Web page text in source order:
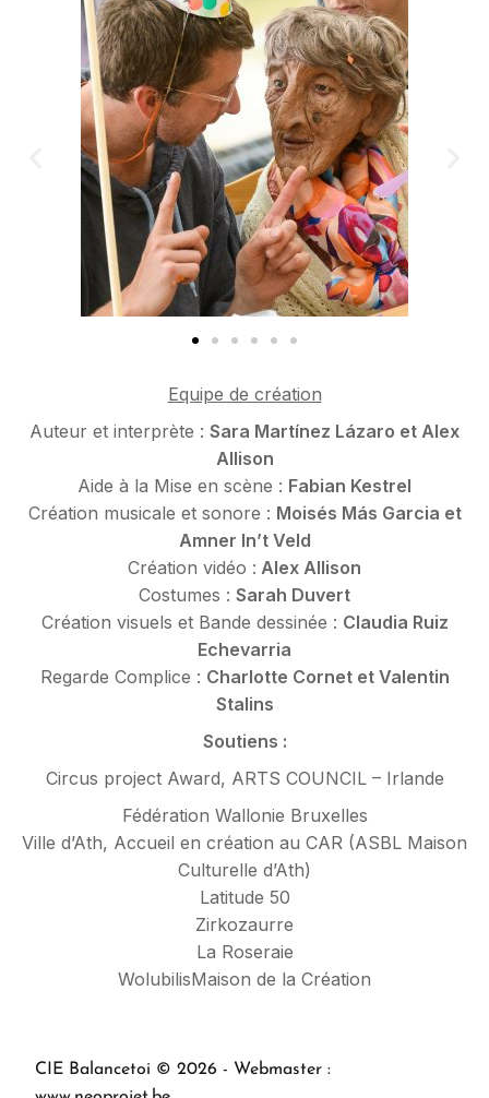
Equipe de création
Auteur et interprète : Sara Martínez Lázaro et Alex
Allison
Aide à la Mise en scène : Fabian Kestrel
Création musicale et sonore : Moisés Más Garcia et
Amner In’t Veld
Création vidéo : Alex Allison
Costumes : Sarah Duvert
Création visuels et Bande dessinée : Claudia Ruiz
Echevarria
Regarde Complice : Charlotte Cornet et Valentin
Stalins
Soutiens :
Circus project Award, ARTS COUNCIL – Irlande
Fédération Wallonie Bruxelles
Ville d’Ath, Accueil en création au CAR (ASBL Maison
Culturelle d’Ath)
Latitude 50
Zirkozaurre
La Roseraie
WolubilisMaison de la Création
CIE Balancetoi © 2026 - Webmaster :